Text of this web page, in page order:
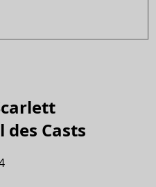
des Casts